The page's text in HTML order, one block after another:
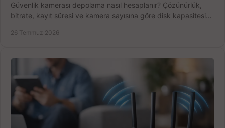
Güvenlik kamerası depolama nasıl hesaplanır? Çözünürlük,
bitrate, kayıt süresi ve kamera sayısına göre disk kapasitesini
26 Temmuz 2026